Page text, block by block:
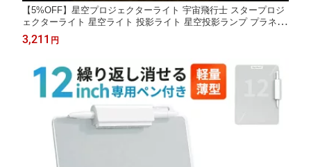
【5%OFF】星空プロジェクターライト 宇宙飛行士 スタープロジ
ェクターライト 星空ライト 投影ライト 星空投影ランプ プラネタ
リウム プロジェクターライト 高輝度LED ナイトライト フルHDレ
ンズ ピント調整 家庭用 子供 天井 タイマー機能 フィルム12種類
3,211 円